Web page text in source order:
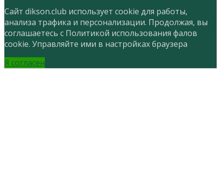
Сайт dikson.club использует cookie для работы,
анализа трафика и персонализации. Продолжая, вы
соглашаетесь с Политикой использования фалов
cookie. Управляйте ими в настройках браузера
Я согласен